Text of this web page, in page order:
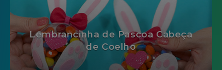
Lembrancinha de Pascoa Cabeça
de Coelho